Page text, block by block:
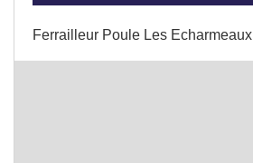
Ferrailleur Poule Les Echarmeaux